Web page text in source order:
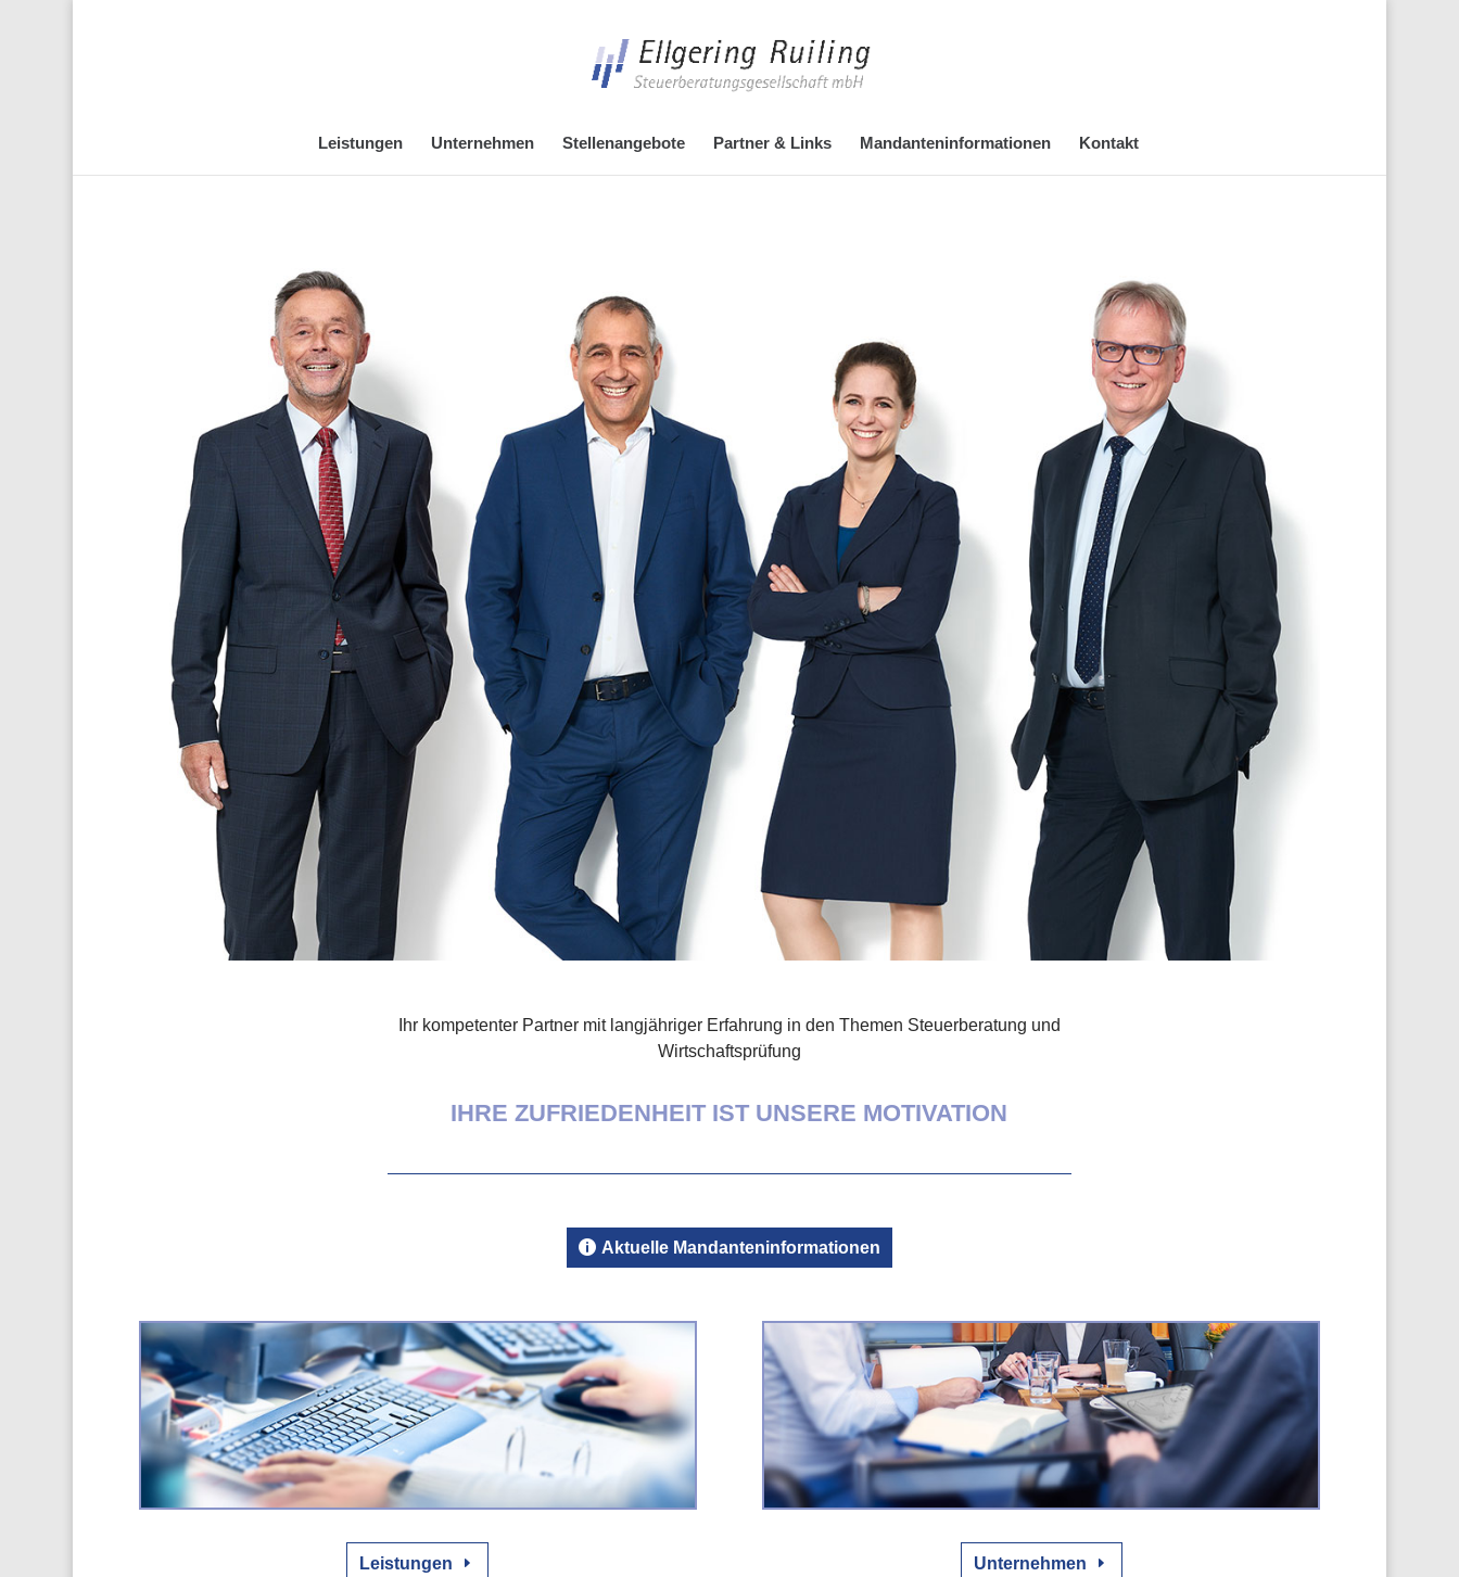
Leistungen Unternehmen Stellenangebote Partner & Links Mandanteninformationen Kontakt
Ihr kompetenter Partner mit langjähriger Erfahrung in den Themen Steuerberatung und
Wirtschaftsprüfung
IHRE ZUFRIEDENHEIT IST UNSERE MOTIVATION
Aktuelle Mandanteninformationen
Leistungen Unternehmen